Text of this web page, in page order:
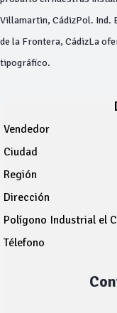
Villamartin, CádizPol. Ind.
de la Frontera, CádizLa
tipográfico.
Vendedor
Ciudad
Región
Dirección
Polígono Industrial el
Télefono